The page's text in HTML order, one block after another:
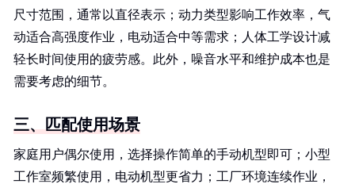
尺寸范围，通常以直径表示；动力类型影响工作效率，气
动适合高强度作业，电动适合中等需求；人体工学设计减
轻长时间使用的疲劳感。此外，噪音水平和维护成本也是
需要考虑的细节。
三、匹配使用场景
家庭用户偶尔使用，选择操作简单的手动机型即可；小型
工作室频繁使用，电动机型更省力；工厂环境连续作业，